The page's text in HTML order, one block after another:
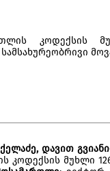
კოდექსის
დავით
კოდექსის მუხლი